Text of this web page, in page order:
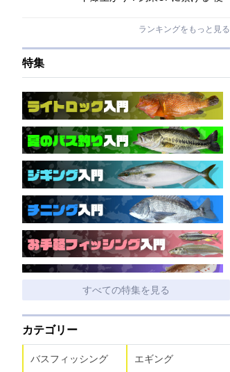
ランキングをもっと見る
特集
すべての特集を見る
カテゴリー
バスフィッシング エギング